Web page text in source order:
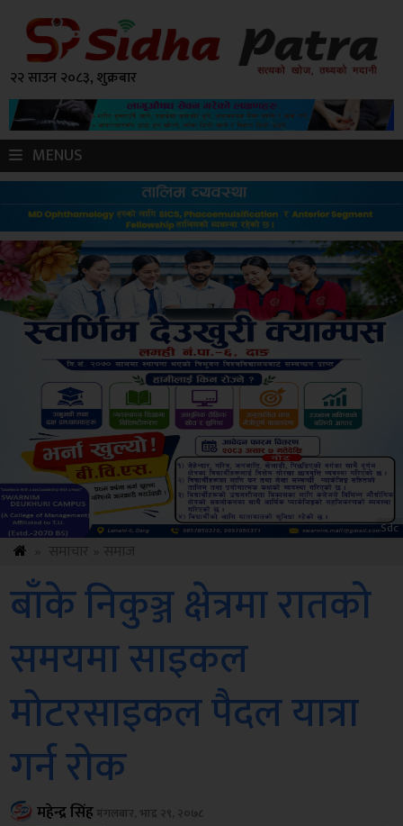
२२ साउन २०८३, शुक्रबार
MENUS
Sdc
बाँके निकुञ्ज क्षेत्रमा रातको
समयमा साइकल
मोटरसाइकल पैदल यात्रा
गर्न रोक
महेन्द्र सिंहमंगलबार, भाद्र २९, २०७८